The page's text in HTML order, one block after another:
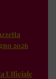
2026
Ufficiale